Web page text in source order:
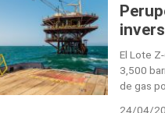
El Lote
3,500
de gas
24/04/